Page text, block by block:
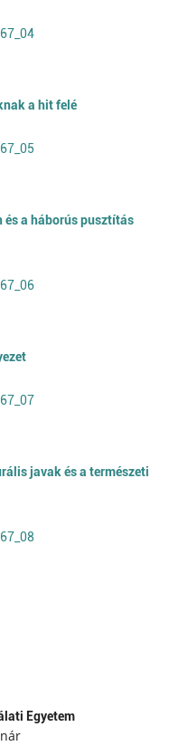
a hit felé
és a háborús pusztítás
javak és a természeti
Egyetem